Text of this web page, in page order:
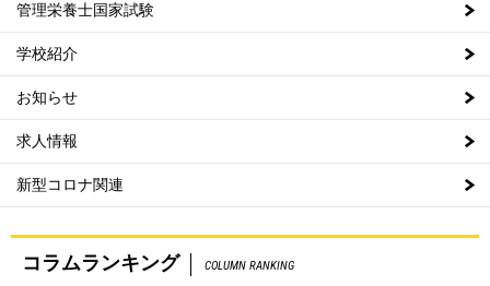
管理栄養士国家試験
学校紹介
お知らせ
求人情報
新型コロナ関連
コラムランキング COLUMN RANKING